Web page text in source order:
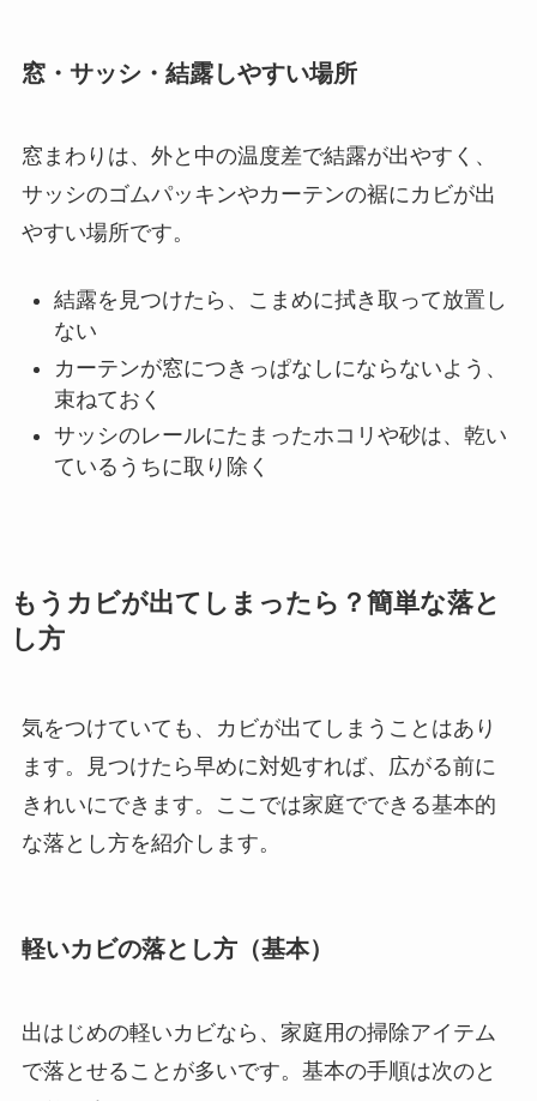
窓・サッシ・結露しやすい場所
窓まわりは、外と中の温度差で結露が出やすく、
サッシのゴムパッキンやカーテンの裾にカビが出
やすい場所です。
結露を見つけたら、こまめに拭き取って放置し
ない
カーテンが窓につきっぱなしにならないよう、
束ねておく
サッシのレールにたまったホコリや砂は、乾い
ているうちに取り除く
もうカビが出てしまったら？簡単な落と
し方
気をつけていても、カビが出てしまうことはあり
ます。見つけたら早めに対処すれば、広がる前に
きれいにできます。ここでは家庭でできる基本的
な落とし方を紹介します。
軽いカビの落とし方（基本）
出はじめの軽いカビなら、家庭用の掃除アイテム
で落とせることが多いです。基本の手順は次のと